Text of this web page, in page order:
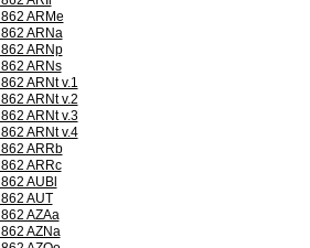
862 ARMe
862 ARNa
862 ARNp
862 ARNs
862 ARNt v.1
862 ARNt v.2
862 ARNt v.3
862 ARNt v.4
862 ARRb
862 ARRc
862 AUBl
862 AUT
862 AZAa
862 AZNa